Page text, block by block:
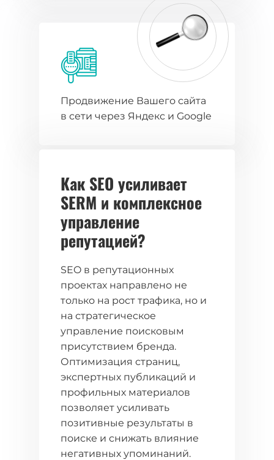
Продвижение Вашего сайта
в сети через Яндекс и Google
Как SEO усиливает
SERM и комплексное
управление
репутацией?
SEO в репутационных
проектах направлено не
только на рост трафика, но и
на стратегическое
управление поисковым
присутствием бренда.
Оптимизация страниц,
экспертных публикаций и
профильных материалов
позволяет усиливать
позитивные результаты в
поиске и снижать влияние
негативных упоминаний.